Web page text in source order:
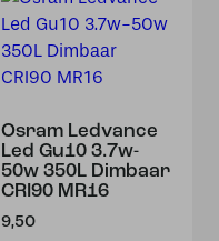
Osram Ledvance
Led Gu10 3.7w-
50w 350L Dimbaar
CRI90 MR16
9,50